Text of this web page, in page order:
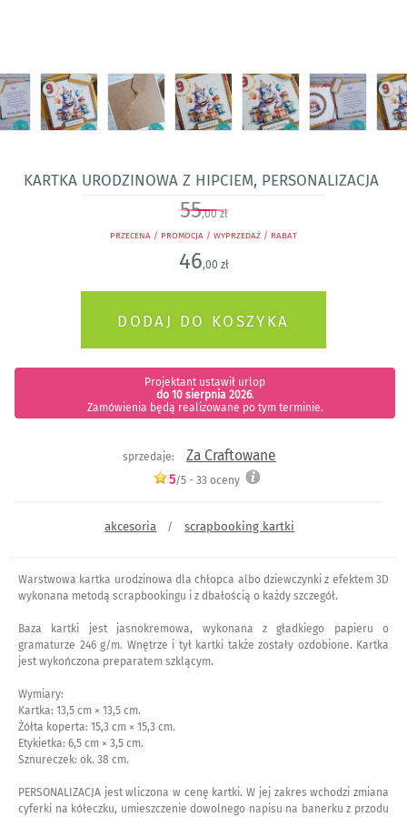
Kartka urodzinowa z hipciem, personalizacja
55,00 zł
PRZECENA / PROMOCJA / WYPRZEDAŻ / RABAT
46,00 zł
Projektant ustawił urlop
do 10 sierpnia 2026.
Zamówienia będą realizowane po tym terminie.
sprzedaje: Za Craftowane
5/5 - 33oceny
akcesoria / scrapbooking kartki
Warstwowa kartka urodzinowa dla chłopca albo dziewczynki z efektem 3D
wykonana metodą scrapbookingu i z dbałością o każdy szczegół.
Baza kartki jest jasnokremowa, wykonana z gładkiego papieru o
gramaturze 246 g/m. Wnętrze i tył kartki także zostały ozdobione. Kartka
jest wykończona preparatem szklącym.
Wymiary:
Kartka: 13,5 cm × 13,5 cm.
Żółta koperta: 15,3 cm × 15,3 cm.
Etykietka: 6,5 cm × 3,5 cm.
Sznureczek: ok. 38 cm.
PERSONALIZACJA jest wliczona w cenę kartki. W jej zakres wchodzi zmiana
cyferki na kółeczku, umieszczenie dowolnego napisu na banerku z przodu